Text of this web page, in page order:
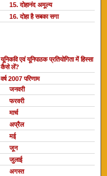
15. दोहानंद अमूल्य
16. दोहा है सबका सगा
यूनिकवि एवं यूनिपाठक प्रतियोगिता में हिस्सा
कैसे लें?
वर्ष 2007 परिणाम
जनवरी
फरवरी
मार्च
अप्रैल
मई
जून
जुलाई
अगस्त